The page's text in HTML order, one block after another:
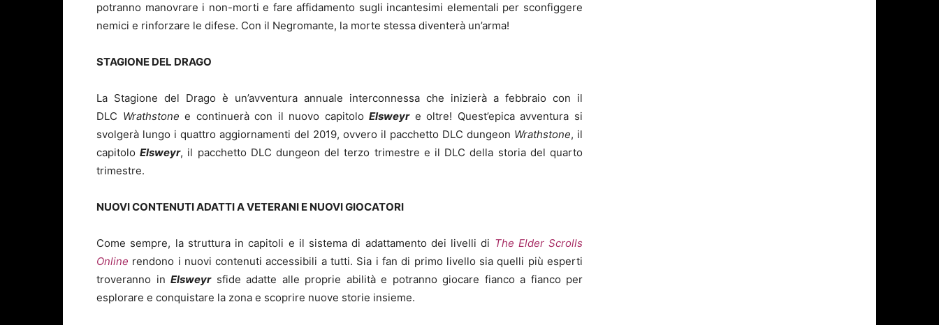
potranno manovrare i non-morti e fare affidamento sugli incantesimi elementali per sconfiggere
nemici e rinforzare le difese. Con il Negromante, la morte stessa diventerà un’arma!
STAGIONE DEL DRAGO
La Stagione del Drago è un’avventura annuale interconnessa che inizierà a febbraio con il
DLC Wrathstone e continuerà con il nuovo capitoloElsweyre oltre! Quest’epica avventura si
svolgerà lungo i quattro aggiornamenti del 2019, ovvero il pacchetto DLC dungeon Wrathstone, il
capitoloElsweyr, il pacchetto DLC dungeon del terzo trimestre e il DLC della storia del quarto
trimestre.
NUOVI CONTENUTI ADATTI A VETERANI E NUOVI GIOCATORI
Come sempre, la struttura in capitoli e il sistema di adattamento dei livelli di The Elder Scrolls
Online rendono i nuovi contenuti accessibili a tutti. Sia i fan di primo livello sia quelli più esperti
troveranno in Elsweyrsfide adatte alle proprie abilità e potranno giocare fianco a fianco per
esplorare e conquistare la zona e scoprire nuove storie insieme.